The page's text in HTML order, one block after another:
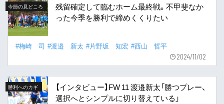
今節の見どころ
残留確定して臨むホーム最終戦。不甲斐なか
った今季を勝利で締めくくりたい
#梅崎 司 #渡邉 新太 #片野坂 知宏 #西山 哲平
2024/11/02
勝利へのカギ
【インタビュー】FW 11 渡邉新太「勝つプレー、
選択へとシンプルに切り替えている」